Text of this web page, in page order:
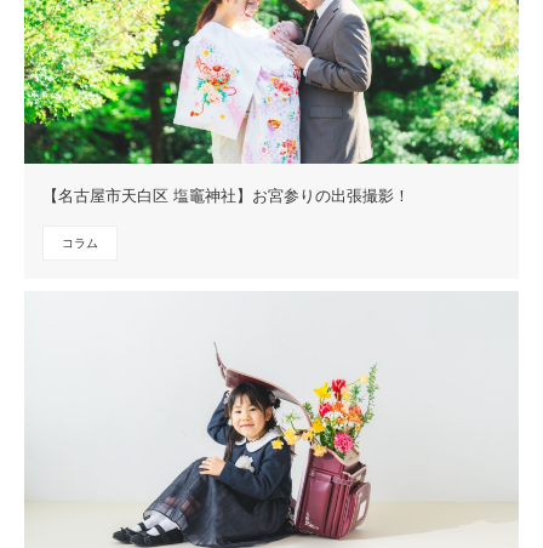
【名古屋市天白区 塩竈神社】お宮参りの出張撮影！
コラム